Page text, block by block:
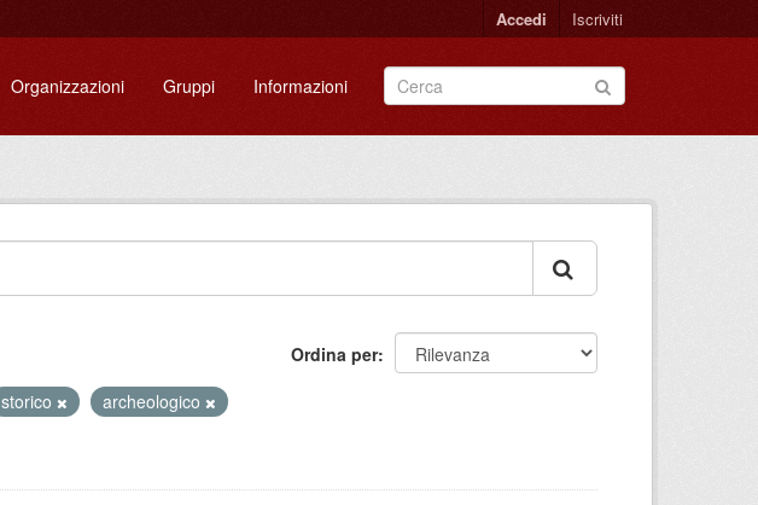
Accedi Iscriviti
Organizzazioni Gruppi Informazioni
Ordina per
storico
archeologico